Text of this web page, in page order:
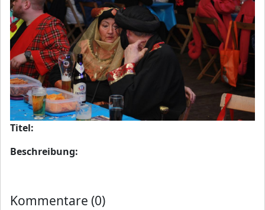
Titel:
Beschreibung:
Kommentare (0)